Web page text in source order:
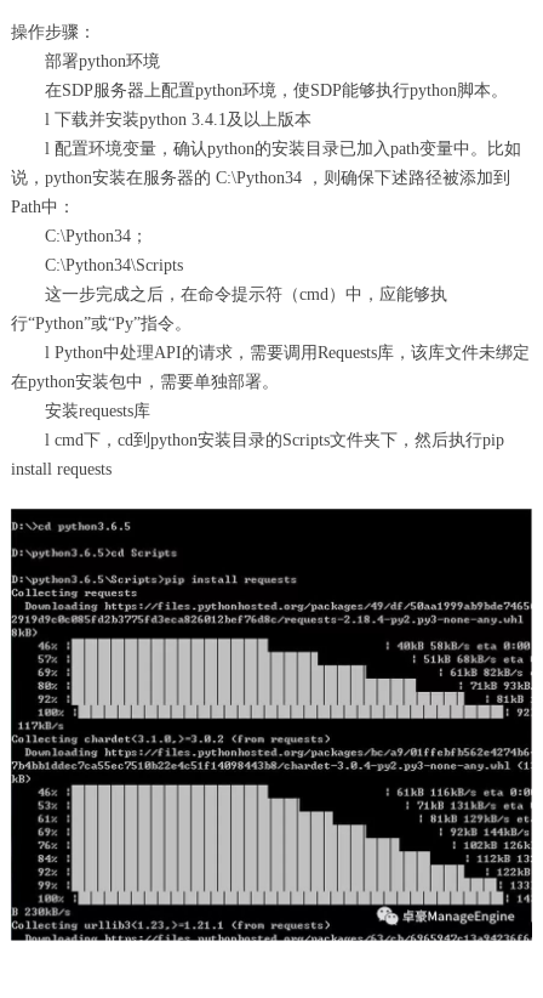
操作步骤：
部署python环境
在SDP服务器上配置python环境，使SDP能够执行python脚本。
l 下载并安装python 3.4.1及以上版本
l 配置环境变量，确认python的安装目录已加入path变量中。比如
说，python安装在服务器的 C:\Python34 ，则确保下述路径被添加到
Path中：
C:\Python34；
C:\Python34\Scripts
这一步完成之后，在命令提示符（cmd）中，应能够执
行“Python”或“Py”指令。
l Python中处理API的请求，需要调用Requests库，该库文件未绑定
在python安装包中，需要单独部署。
安装requests库
l cmd下，cd到python安装目录的Scripts文件夹下，然后执行pip
install requests